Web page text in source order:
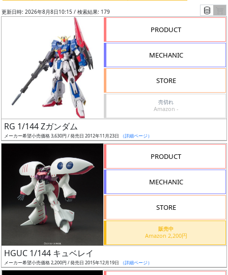
リ
ー
グ
レ
ー
更新日時: 2026年8月8日10:15 / 検索結果: 179
PRODUCT
MECHANIC
STORE
売切れ
Amazon -
RG 1/144 Zガンダム
メーカー希望小売価格 3,630円 / 発売日 2012年11月23日 （詳細ページ）
PRODUCT
MECHANIC
STORE
販売中
Amazon 2,200円
HGUC 1/144 キュベレイ
メーカー希望小売価格 2,200円 / 発売日 2015年12月19日 （詳細ページ）